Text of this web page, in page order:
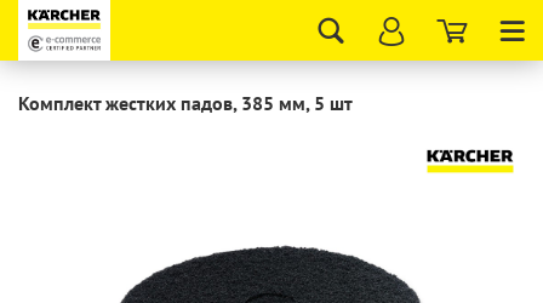
Комплект жестких падов, 385 мм, 5 шт